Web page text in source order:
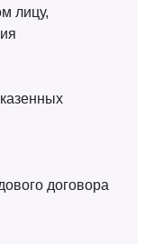
лицу,
договора